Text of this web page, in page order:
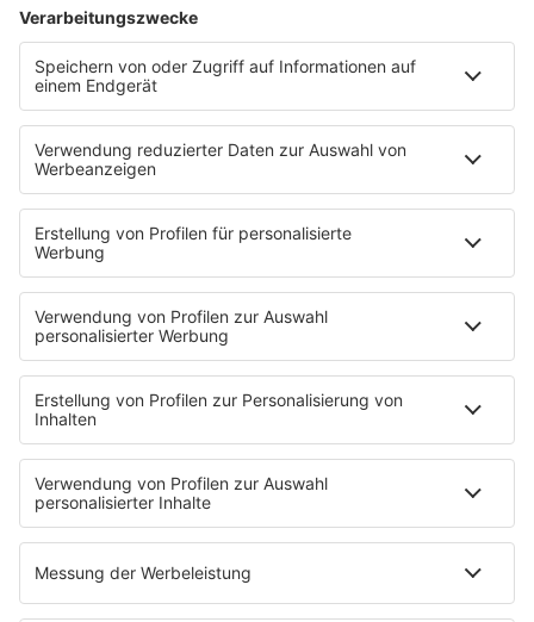
HOME
PROGRAMM
Sendeplan
DJs
Playlist
MUSIC
Streams
Album der Woche
News
Highlights
Charts
EVENTS